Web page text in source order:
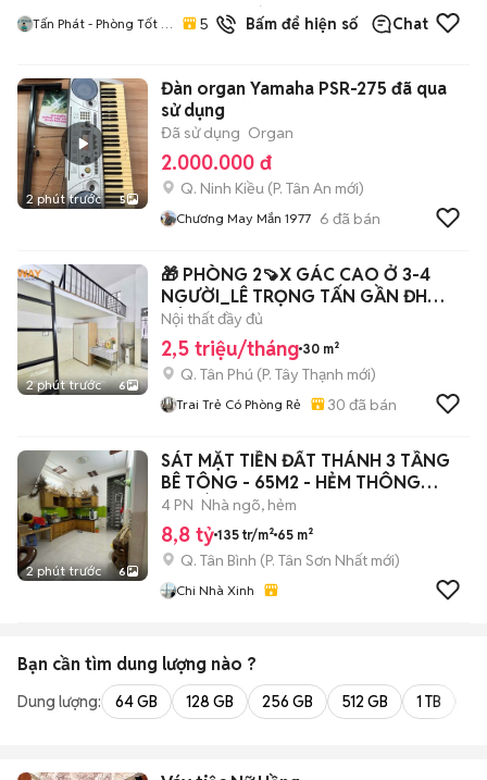
Tấn Phát - Phòng Tốt /
5.0
đã
bán
Bấm để hiện số Chat
2 phút trước 5
Đàn organ Yamaha PSR-275 đã qua
sử dụng
Đã sử dụng Organ
2.000.000 đ
Q. Ninh Kiều (P. Tân An mới)
Chương May Mắn 1977 6 đã bán
2 phút trước 6
🎁 PHÒNG 2🍠X GÁC CAO Ở 3-4
NGƯỜI_LÊ TRỌNG TẤN GẦN ĐH
CÔNG THƯƠNG
Nội thất đầy đủ
2,5 triệu/tháng 30 m²
Q. Tân Phú (P. Tây Thạnh mới)
Trai Trẻ Có Phòng Rẻ 30 đã bán
2 phút trước 6
SÁT MẶT TIỀN ĐẤT THÁNH 3 TẦNG
BÊ TÔNG - 65M2 - HẺM THÔNG
THOÁNG - 4PN
4 PN Nhà ngõ, hẻm
8,8 tỷ 135 tr/m² 65 m²
Q. Tân Bình (P. Tân Sơn Nhất mới)
Chi Nhà Xinh
Bạn cần tìm dung lượng nào ?
Dung lượng: 64 GB 128 GB 256 GB 512 GB 1 TB